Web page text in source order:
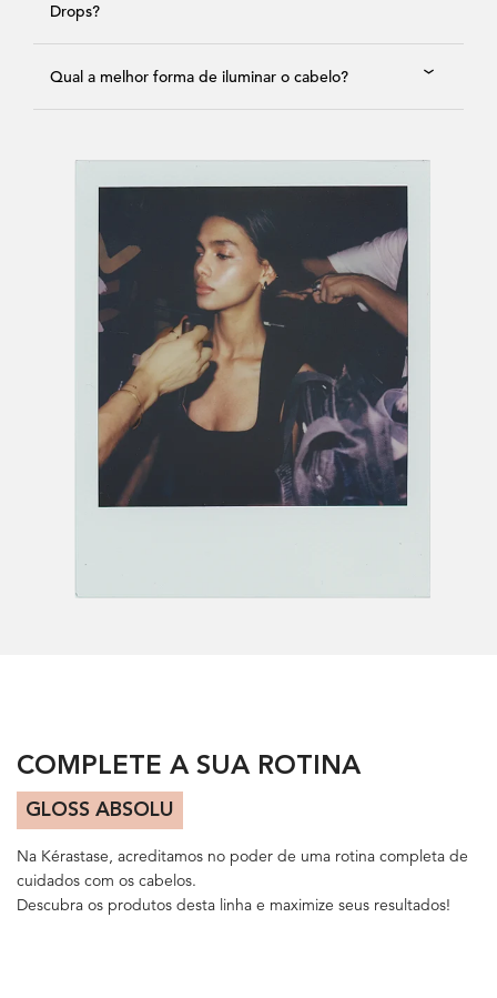
Drops?
Qual a melhor forma de iluminar o cabelo?
COMPLETE A SUA ROTINA
GLOSS ABSOLU
Na Kérastase, acreditamos no poder de uma rotina completa de
cuidados com os cabelos.
Descubra os produtos desta linha e maximize seus resultados!